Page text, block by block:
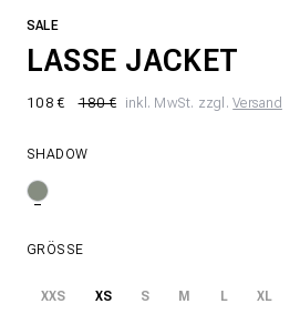
SALE
LASSE JACKET
108 € 180 € inkl. MwSt. zzgl.Versand
SHADOW
GRÖSSE
XXS XS S M L XL